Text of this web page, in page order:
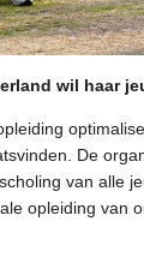
wil haar
De
van alle
opleiding van